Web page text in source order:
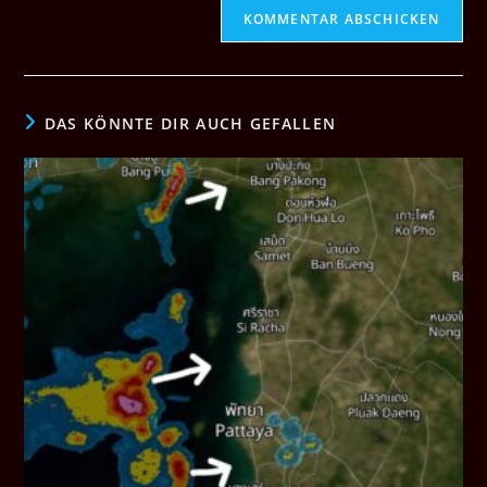
DAS KÖNNTE DIR AUCH GEFALLEN